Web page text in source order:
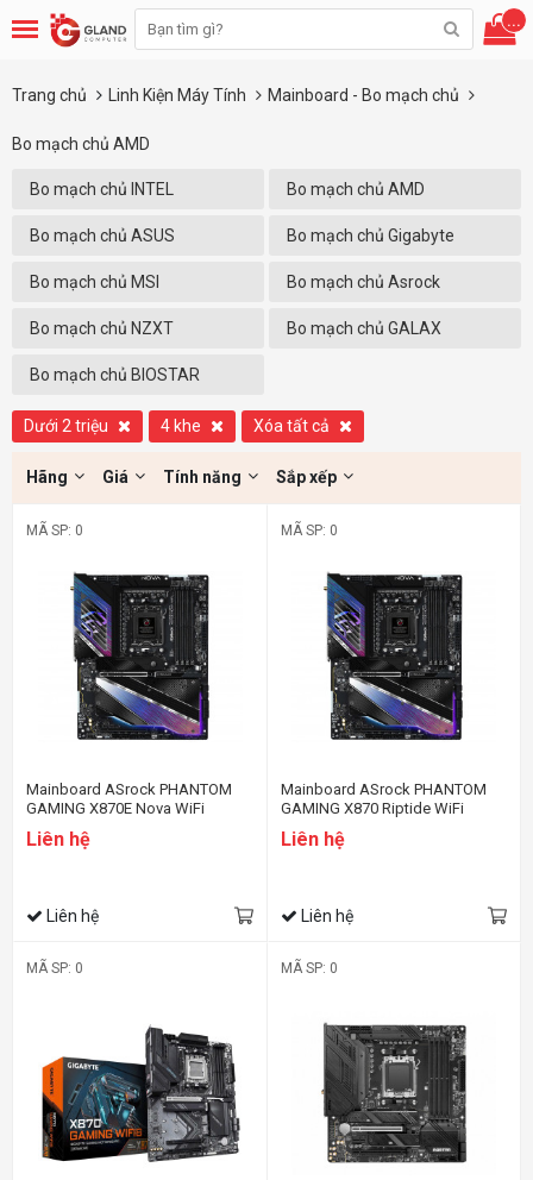
...
Trang chủ Linh Kiện Máy Tính Mainboard - Bo mạch chủ
Bo mạch chủ AMD
Bo mạch chủ INTEL Bo mạch chủ AMD
Bo mạch chủ ASUS Bo mạch chủ Gigabyte
Bo mạch chủ MSI Bo mạch chủ Asrock
Bo mạch chủ NZXT Bo mạch chủ GALAX
Bo mạch chủ BIOSTAR
Dưới 2 triệu 4 khe Xóa tất cả
Hãng Giá Tính năng Sắp xếp
MÃ SP: 0
Mainboard ASrock PHANTOM
GAMING X870E Nova WiFi
Liên hệ
Liên hệ
MÃ SP: 0
Mainboard ASrock PHANTOM
GAMING X870 Riptide WiFi
Liên hệ
Liên hệ
MÃ SP: 0 MÃ SP: 0